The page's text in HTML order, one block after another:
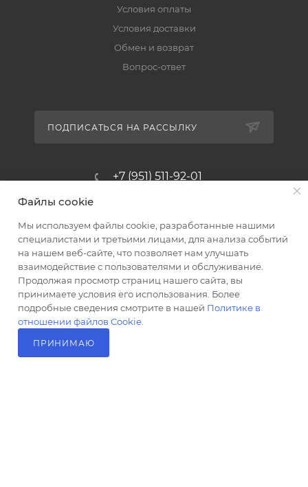
Условия оплаты
Условия доставки
Обмен и возврат
Вопрос-ответ
ПОДПИСАТЬСЯ НА РАССЫЛКУ
+7 (951) 511-92-01
Магазин-склад ТЦ "Альтус"
Ростовская обл, Аксайский р-н,
пос. Янтарный, Малое Зеленое
Кольцо, 3, ТЦ "Альтус" 1 этаж
Показать на карте
Файлы cookie
Мы используем файлы cookie, разработанные нашими
специалистами и третьими лицами, для анализа событий
на нашем веб-сайте, что позволяет нам улучшать
взаимодействие с пользователями и обслуживание.
Продолжая просмотр страниц нашего сайта, вы
принимаете условия его использования. Более
подробные сведения смотрите в нашей Политике в
отношении файлов Cookie
ПРИНИМАЮ